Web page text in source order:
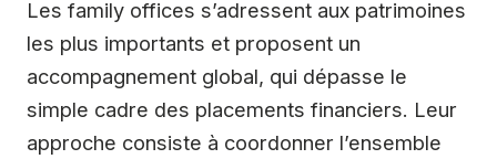
Les family offices s’adressent aux patrimoines
les plus importants et proposent un
accompagnement global, qui dépasse le
simple cadre des placements financiers. Leur
approche consiste à coordonner l’ensemble